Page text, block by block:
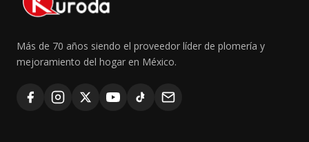
Más de 70 años siendo el proveedor líder de plomería y
mejoramiento del hogar en México.